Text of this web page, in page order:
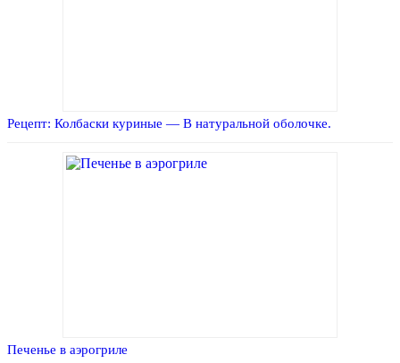
Рецепт: Колбаски куриные — В натуральной оболочке.
Печенье в аэрогриле